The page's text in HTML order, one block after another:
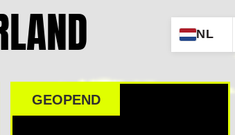
ZOEK
DEALER
NL
GEOPEND